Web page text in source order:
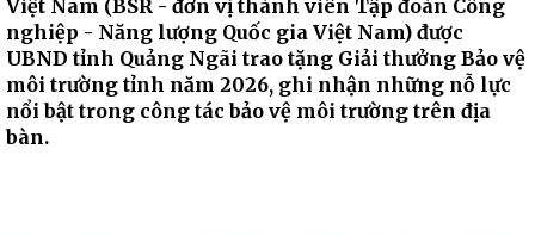
Việt Nam (BSR - đơn vị thành viên Tập đoàn Công
nghiệp - Năng lượng Quốc gia Việt Nam) được
UBND tỉnh Quảng Ngãi trao tặng Giải thưởng Bảo vệ
môi trường tỉnh năm 2026, ghi nhận những nỗ lực
nổi bật trong công tác bảo vệ môi trường trên địa
bàn.